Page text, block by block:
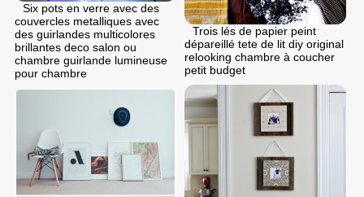
Six pots en verre avec des
couvercles metalliques avec
des guirlandes multicolores
brillantes deco salon ou
chambre guirlande lumineuse
pour chambre
Trois lés de papier peint
dépareillé tete de lit diy original
relooking chambre à coucher
petit budget